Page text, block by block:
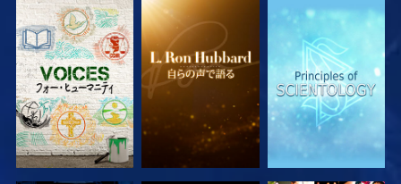
シリーズを探求 シリーズを探求 シリーズを探求